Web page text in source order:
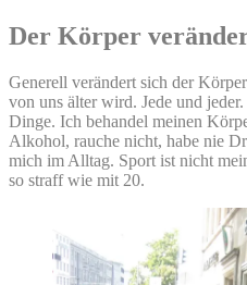
Der Körper
Generell verändert sich der
von uns älter wird. Jede und
Dinge. Ich behandel meinen
Alkohol, rauche nicht, habe nie
mich im Alltag. Sport ist nicht
so straff wie mit 20.